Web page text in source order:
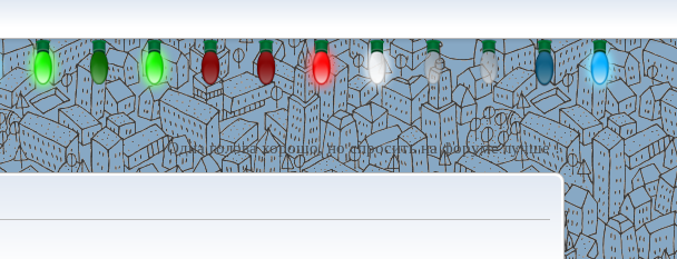
Одна голова хорошо, но спросить на форуме лучше !